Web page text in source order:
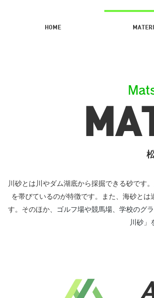
HOME
川砂とは川やダム湖底から採掘できる砂です
を帯びているのが特徴です。また、海砂と
す。そのほか 、ゴルフ場や競馬場、学校のグ
川砂」